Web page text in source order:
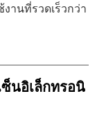
านที่รวดเร็วกว่า
นอิเล็กทรอนิ